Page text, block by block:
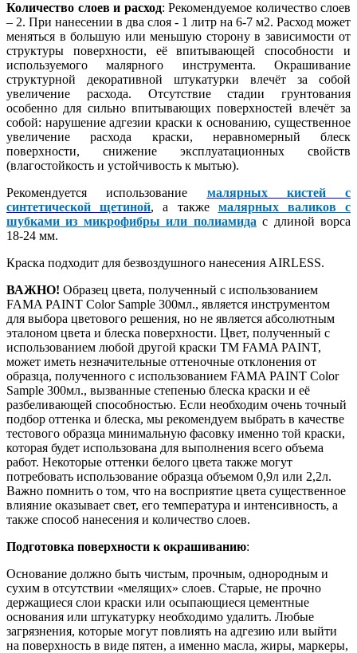
Количество слоев и расход: Рекомендуемое количество слоев
– 2. При нанесении в два слоя - 1 литр на 6-7 м2. Расход может
меняться в большую или меньшую сторону в зависимости от
структуры поверхности, её впитывающей способности и
используемого малярного инструмента. Окрашивание
структурной декоративной штукатурки влечёт за собой
увеличение расхода. Отсутствие стадии грунтования
особенно для сильно впитывающих поверхностей влечёт за
собой: нарушение адгезии краски к основанию, существенное
увеличение расхода краски, неравномерный блеск
поверхности, снижение эксплуатационных свойств
(влагостойкость и устойчивость к мытью).
Рекомендуется использование малярных кистей с
синтетической щетиной, а также малярных валиков с
шубками из микрофибры или полиамида с длиной ворса
18-24 мм.
Краска подходит для безвоздушного нанесения AIRLESS.
ВАЖНО! Образец цвета, полученный с использованием
FAMA PAINT Color Sample 300мл., является инструментом
для выбора цветового решения, но не является абсолютным
эталоном цвета и блеска поверхности. Цвет, полученный с
использованием любой другой краски ТМ FAMA PAINT,
может иметь незначительные оттеночные отклонения от
образца, полученного с использованием FAMA PAINT Color
Sample 300мл., вызванные степенью блеска краски и её
разбеливающей способностью. Если необходим очень точный
подбор оттенка и блеска, мы рекомендуем выбрать в качестве
тестового образца минимальную фасовку именно той краски,
которая будет использована для выполнения всего объема
работ. Некоторые оттенки белого цвета также могут
потребовать использование образца объемом 0,9л или 2,2л.
Важно помнить о том, что на восприятие цвета существенное
влияние оказывает свет, его температура и интенсивность, а
также способ нанесения и количество слоев.
Подготовка поверхности к окрашиванию:
Основание должно быть чистым, прочным, однородным и
сухим в отсутствии «мелящих» слоев. Старые, не прочно
держащиеся слои краски или осыпающиеся цементные
основания или штукатурку необходимо удалить. Любые
загрязнения, которые могут повлиять на адгезию или выйти
на поверхность в виде пятен, а именно масла, жиры, маркеры,